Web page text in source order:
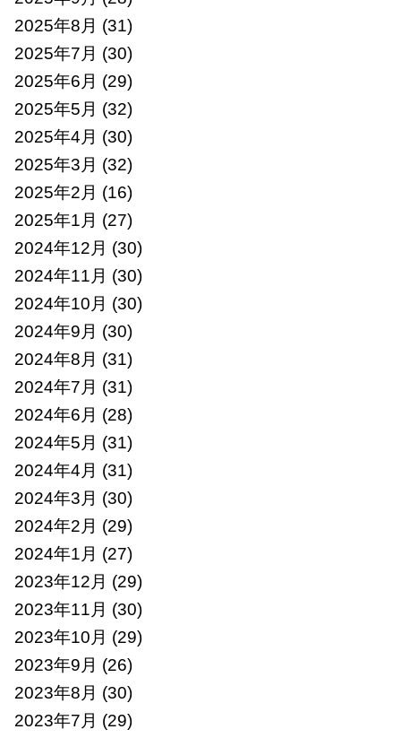
2025年8月 (31)
2025年7月 (30)
2025年6月 (29)
2025年5月 (32)
2025年4月 (30)
2025年3月 (32)
2025年2月 (16)
2025年1月 (27)
2024年12月 (30)
2024年11月 (30)
2024年10月 (30)
2024年9月 (30)
2024年8月 (31)
2024年7月 (31)
2024年6月 (28)
2024年5月 (31)
2024年4月 (31)
2024年3月 (30)
2024年2月 (29)
2024年1月 (27)
2023年12月 (29)
2023年11月 (30)
2023年10月 (29)
2023年9月 (26)
2023年8月 (30)
2023年7月 (29)